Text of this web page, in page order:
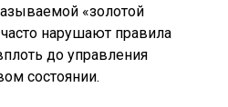
«золотой
нарушают правила
до управления
состоянии.